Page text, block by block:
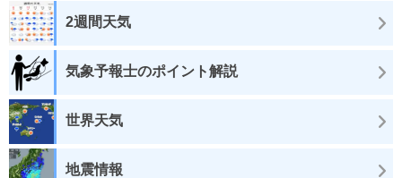
2週間天気
気象予報士のポイント解説
世界天気
地震情報